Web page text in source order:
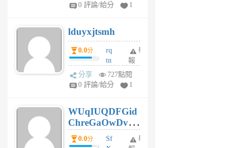
月
前
0 評論/給分 1
lduyxjtsmh
0.0分
rq
tn
jt
gl
個
月
前
舉
報
分享
727點閱
0 評論/給分
1
WUqIUQDFGid
ChreGaOwDv
dY0.0分
Sf
舉